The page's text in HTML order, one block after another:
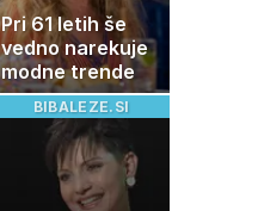
Pri 61 letih še
vedno narekuje
modne trende
BIBALEZE.SI